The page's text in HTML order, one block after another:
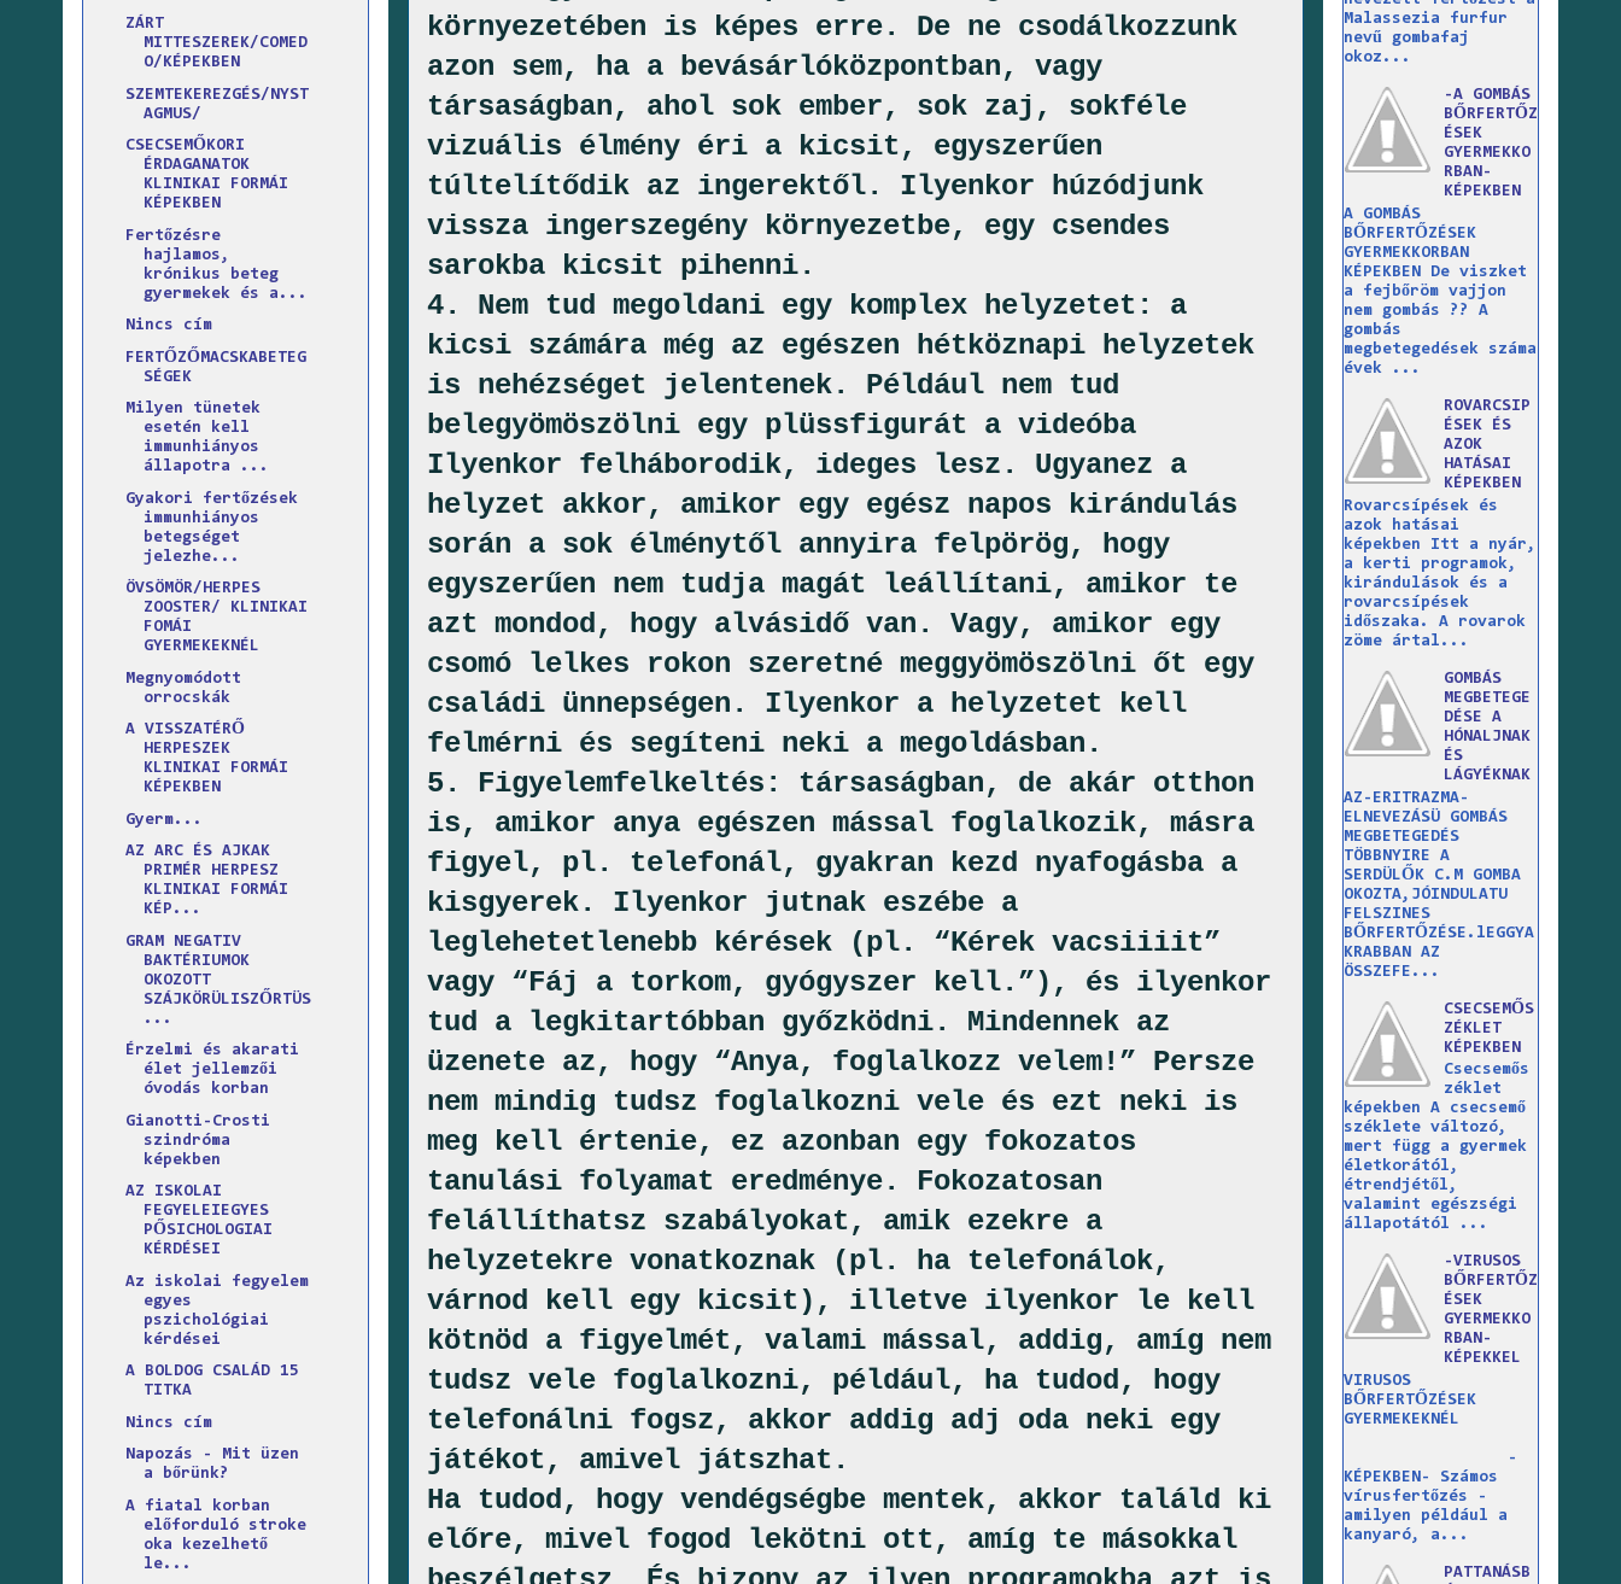
környezetében is képes erre. De ne csodálkozzunk
azon sem, ha a bevásárlóközpontban, vagy
társaságban, ahol sok ember, sok zaj, sokféle
vizuális élmény éri a kicsit, egyszerűen
túltelítődik az ingerektől. Ilyenkor húzódjunk
vissza ingerszegény környezetbe, egy csendes
sarokba kicsit pihenni.
4. Nem tud megoldani egy komplex helyzetet: a
kicsi számára még az egészen hétköznapi helyzetek
is nehézséget jelentenek. Például nem tud
belegyömöszölni egy plüssfigurát a videóba
Ilyenkor felháborodik, ideges lesz. Ugyanez a
helyzet akkor, amikor egy egész napos kirándulás
során a sok élménytől annyira felpörög, hogy
egyszerűen nem tudja magát leállítani, amikor te
azt mondod, hogy alvásidő van. Vagy, amikor egy
csomó lelkes rokon szeretné meggyömöszölni őt egy
családi ünnepségen. Ilyenkor a helyzetet kell
felmérni és segíteni neki a megoldásban.
5. Figyelemfelkeltés: társaságban, de akár otthon
is, amikor anya egészen mással foglalkozik, másra
figyel, pl. telefonál, gyakran kezd nyafogásba a
kisgyerek. Ilyenkor jutnak eszébe a
leglehetetlenebb kérések (pl. “Kérek vacsiiiit”
vagy “Fáj a torkom, gyógyszer kell.”), és ilyenkor
tud a legkitartóbban győzködni. Mindennek az
üzenete az, hogy “Anya, foglalkozz velem!” Persze
nem mindig tudsz foglalkozni vele és ezt neki is
meg kell értenie, ez azonban egy fokozatos
tanulási folyamat eredménye. Fokozatosan
felállíthatsz szabályokat, amik ezekre a
helyzetekre vonatkoznak (pl. ha telefonálok,
várnod kell egy kicsit), illetve ilyenkor le kell
kötnöd a figyelmét, valami mással, addig, amíg nem
tudsz vele foglalkozni, például, ha tudod, hogy
telefonálni fogsz, akkor addig adj oda neki egy
játékot, amivel játszhat.
Ha tudod, hogy vendégségbe mentek, akkor találd ki
előre, mivel fogod lekötni ott, amíg te másokkal
ZÁRT
MITTESZEREK/COMED
O/KÉPEKBEN
SZEMTEKEREZGÉS/NYST
AGMUS/
CSECSEMŐKORI
ÉRDAGANATOK
KLINIKAI FORMÁI
KÉPEKBEN
Fertőzésre
hajlamos,
krónikus beteg
gyermekek és a...
Nincs cím
FERTŐZŐMACSKABETEG
SÉGEK
Milyen tünetek
esetén kell
immunhiányos
állapotra ...
Gyakori fertőzések
immunhiányos
betegséget
jelezhe...
ÖVSÖMÖR/HERPES
ZOOSTER/ KLINIKAI
FOMÁI
GYERMEKEKNÉL
Megnyomódott
orrocskák
A VISSZATÉRŐ
HERPESZEK
KLINIKAI FORMÁI
KÉPEKBEN
Gyerm...
AZ ARC ÉS AJKAK
PRIMÉR HERPESZ
KLINIKAI FORMÁI
KÉP...
GRAM NEGATIV
BAKTÉRIUMOK
OKOZOTT
SZÁJKÖRÜLISZŐRTÜS
...
Érzelmi és akarati
élet jellemzői
óvodás korban
Gianotti-Crosti
szindróma
képekben
AZ ISKOLAI
FEGYELEIEGYES
PŐSICHOLOGIAI
KÉRDÉSEI
Az iskolai fegyelem
egyes
pszichológiai
kérdései
A BOLDOG CSALÁD 15
TITKA
Nincs cím
Napozás - Mit üzen
a bőrünk?
A fiatal korban
előforduló stroke
oka kezelhető
le...
Malassezia furfur
nevű gombafaj
okoz...
-A GOMBÁS
BŐRFERTŐZ
ÉSEK
GYERMEKKO
RBAN-
KÉPEKBEN
A GOMBÁS
BŐRFERTŐZÉSEK
GYERMEKKORBAN
KÉPEKBEN De viszket
a fejbőröm vajjon
nem gombás ?? A
gombás
megbetegedések száma
évek ...
ROVARCSIP
ÉSEK ÉS
AZOK
HATÁSAI
KÉPEKBEN
Rovarcsípések és
azok hatásai
képekben Itt a nyár,
a kerti programok,
kirándulások és a
rovarcsípések
időszaka. A rovarok
zöme ártal...
GOMBÁS
MEGBETEGE
DÉSE A
HÓNALJNAK
ÉS
LÁGYÉKNAK
AZ-ERITRAZMA-
ELNEVEZÁSÜ GOMBÁS
MEGBETEGEDÉS
TÖBBNYIRE A
SERDÜLŐK C.M GOMBA
OKOZTA,JÓINDULATU
FELSZINES
BŐRFERTŐZÉSE.lEGGYA
KRABBAN AZ
ÖSSZEFE...
CSECSEMŐS
ZÉKLET
KÉPEKBEN
Csecsemős
zéklet
képekben A csecsemő
széklete változó,
mert függ a gyermek
életkorától,
étrendjétől,
valamint egészségi
állapotától ...
-VIRUSOS
BŐRFERTŐZ
ÉSEK
GYERMEKKO
RBAN-
KÉPEKKEL
VIRUSOS
BŐRFERTŐZÉSEK
GYERMEKEKNÉL
-
KÉPEKBEN- Számos
vírusfertőzés -
amilyen például a
kanyaró, a...
PATTANÁSB